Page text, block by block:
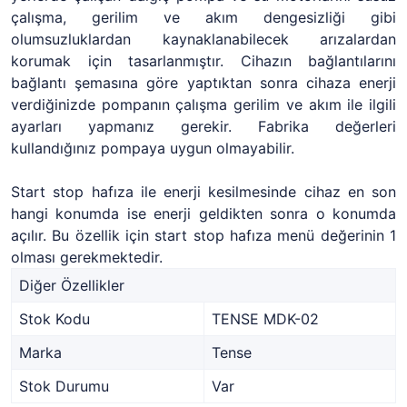
çalışma, gerilim ve akım dengesizliği gibi
olumsuzluklardan kaynaklanabilecek arızalardan
korumak için tasarlanmıştır. Cihazın bağlantılarını
bağlantı şemasına göre yaptıktan sonra cihaza enerji
verdiğinizde pompanın çalışma gerilim ve akım ile ilgili
ayarları yapmanız gerekir. Fabrika değerleri
kullandığınız pompaya uygun olmayabilir.
Start stop hafıza ile enerji kesilmesinde cihaz en son
hangi konumda ise enerji geldikten sonra o konumda
açılır. Bu özellik için start stop hafıza menü değerinin 1
olması gerekmektedir.
Diğer Özellikler
Stok Kodu
TENSE MDK-02
Marka
Tense
Stok Durumu
Var